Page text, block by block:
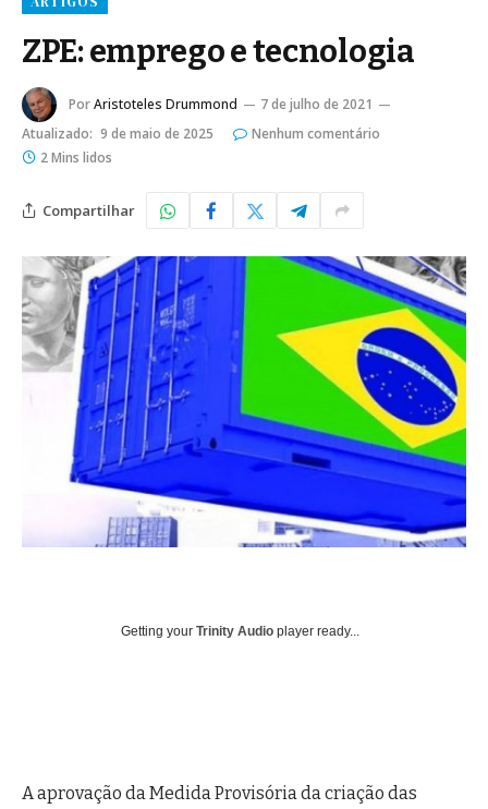
ZPE: emprego e tecnologia
PorAristoteles Drummond
7 de julho de 2021
Atualizado: 9 de maio de 2025
Nenhum comentário
2 Mins lidos
Compartilhar
Getting your Trinity Audio player ready...
A aprovação da Medida Provisória da criação das